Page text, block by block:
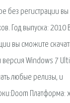
без регистрации
Год выпуска: 2010
вы сможите
Windows 7
любые релизы, и
Платформа: